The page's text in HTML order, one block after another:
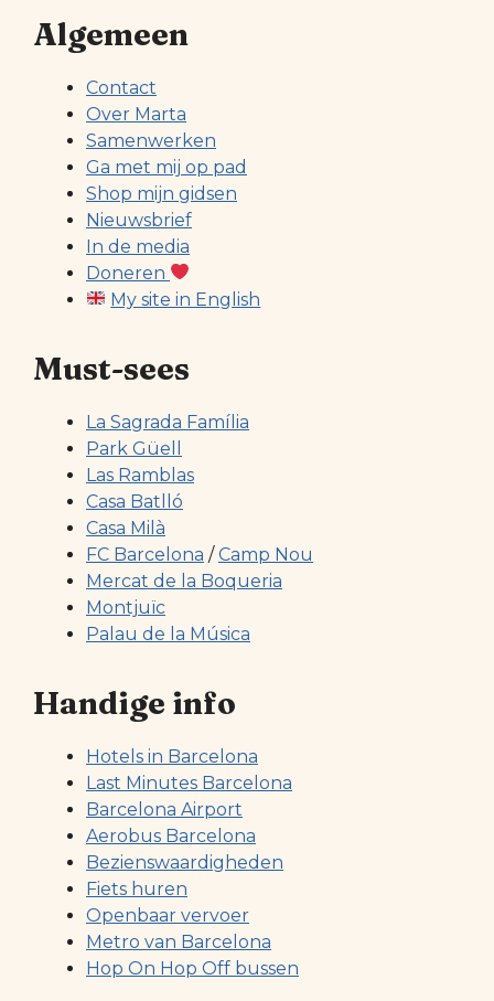
Algemeen
Contact
Over Marta
Samenwerken
Ga met mij op pad
Shop mijn gidsen
Nieuwsbrief
In de media
Doneren
My site in English
Must-sees
La Sagrada Família
Park Güell
Las Ramblas
Casa Batlló
Casa Milà
FC Barcelona /Camp Nou
Mercat de la Boqueria
Montjuïc
Palau de la Música
Handige info
Hotels in Barcelona
Last Minutes Barcelona
Barcelona Airport
Aerobus Barcelona
Bezienswaardigheden
Fiets huren
Openbaar vervoer
Metro van Barcelona
Hop On Hop Off bussen